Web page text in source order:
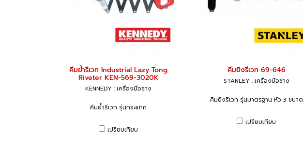
คีมย้ำรีเวท Industrial Lazy Tong
Riveter KEN-569-3020K
KENNEDY : เครื่องมือช่าง
คีมย้ำรีเวท รุ่นกระแทก
เปรียบเทียบ
คีมยิงรีเวท 69-646
STANLEY : เครื่องมือช่าง
คีมยิงรีเวท รุ่นมาตรฐาน หัว 3 ขนาด
เปรียบเทียบ